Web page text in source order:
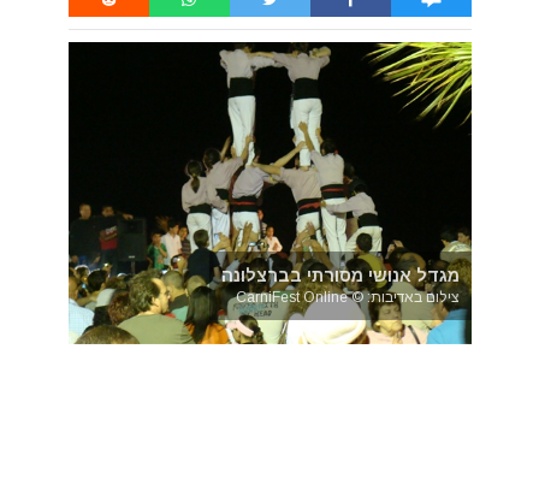
מגדל אנושי מסורתי בברצלונה
צילום באדיבות: © CarniFest Online